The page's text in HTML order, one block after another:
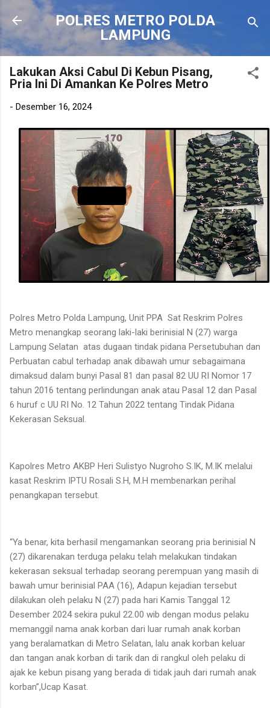
Langsung ke konten utama
POLRES METRO POLDA
LAMPUNG
Lakukan Aksi Cabul Di Kebun Pisang,
Pria Ini Di Amankan Ke Polres Metro
- Desember 16, 2024
Polres Metro Polda Lampung, Unit PPA Sat Reskrim Polres
Metro menangkap seorang laki-laki berinisial N (27) warga
Lampung Selatan atas dugaan tindak pidana Persetubuhan dan
Perbuatan cabul terhadap anak dibawah umur sebagaimana
dimaksud dalam bunyi Pasal 81 dan pasal 82 UU RI Nomor 17
tahun 2016 tentang perlindungan anak atau Pasal 12 dan Pasal
6 huruf c UU RI No. 12 Tahun 2022 tentang Tindak Pidana
Kekerasan Seksual.
Kapolres Metro AKBP Heri Sulistyo Nugroho S.IK, M.IK melalui
kasat Reskrim IPTU Rosali S.H, M.H membenarkan perihal
penangkapan tersebut.
“Ya benar, kita berhasil mengamankan seorang pria berinisial N
(27) dikarenakan terduga pelaku telah melakukan tindakan
kekerasan seksual terhadap seorang perempuan yang masih di
bawah umur berinisial PAA (16), Adapun kejadian tersebut
dilakukan oleh pelaku N (27) pada hari Kamis Tanggal 12
Desember 2024 sekira pukul 22.00 wib dengan modus pelaku
memanggil nama anak korban dari luar rumah anak korban
yang beralamatkan di Metro Selatan, lalu anak korban keluar
dan tangan anak korban di tarik dan di rangkul oleh pelaku di
ajak ke kebun pisang yang berada di tidak jauh dari rumah anak
korban”,Ucap Kasat.